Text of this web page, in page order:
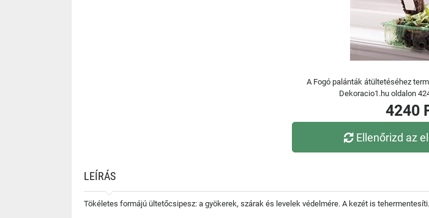
A Fogó palánták átültetéséhez
Dekoracio1.hu oldalon
4240
Ellenőrizd az
LEÍRÁS
Tökéletes formájú ültetőcsipesz: a gyökerek, szárak és levelek védelmére. A kezét is